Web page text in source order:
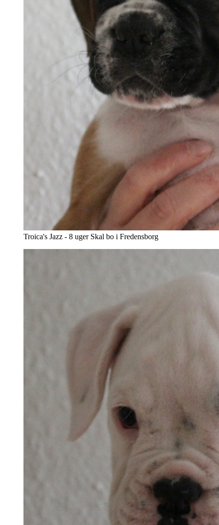
Troica's Jazz - 8 uger Skal bo i Fredensborg